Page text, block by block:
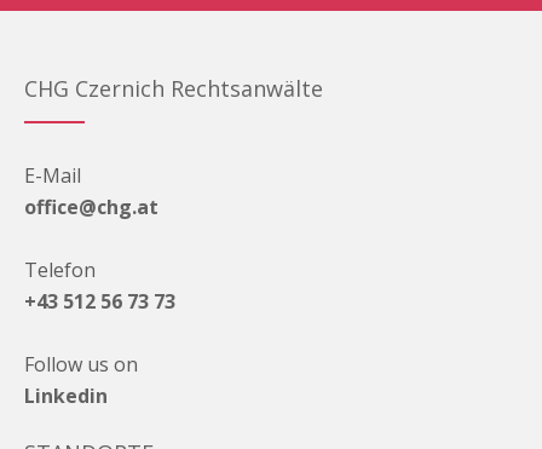
CHG Czernich Rechtsanwälte
E-Mail
office@chg.at
Telefon
+43 512 56 73 73
Follow us on
Linkedin